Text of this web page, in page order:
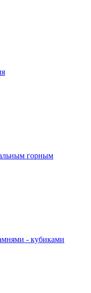
горным
- кубиками